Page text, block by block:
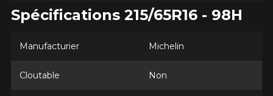
Spécifications 215/65R16 - 98H
Manufacturier Michelin
Cloutable Non
Option